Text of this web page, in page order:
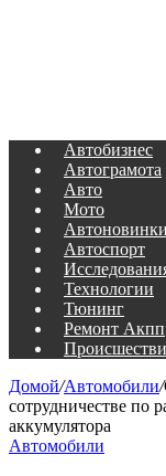
Автобизнес
Автограмота
Авто
Мото
Автоновинки
Автоспорт
Технологии
Тюнинг
Ремонт Акпп
Домой/Автомобили/
сотрудничестве по
аккумулятора
Автомобили